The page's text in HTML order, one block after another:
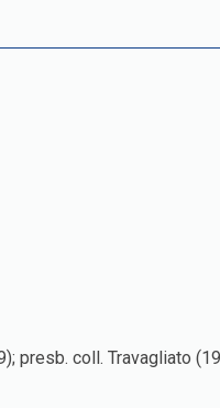
coll. Travagliato